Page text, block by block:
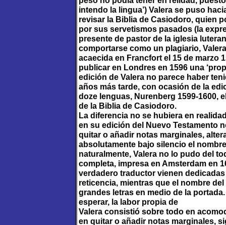
intendo la lingua’) Valera se puso
revisar la Biblia de Casiodoro, quien
por sus servetismos pasados (la
presente de pastor de la iglesia
comportarse como un plagiario,
acaecida en Francfort el 15 de marzo
publicar en Londres en 1596 una
edición de Valera no parece haber
años más tarde, con ocasión de la
doze lenguas, Nurenberg 1599-1600,
de la Biblia de Casiodoro.
La diferencia no se hubiera en
en su edición del Nuevo Testamento
quitar o añadir notas marginales,
absolutamente bajo silencio el
naturalmente, Valera no lo pudo del
completa, impresa en Amsterdam en
verdadero traductor vienen
reticencia, mientras que el nombre
grandes letras en medio de la
esperar, la labor propia de
Valera consistió sobre todo en
en quitar o añadir notas marginales,